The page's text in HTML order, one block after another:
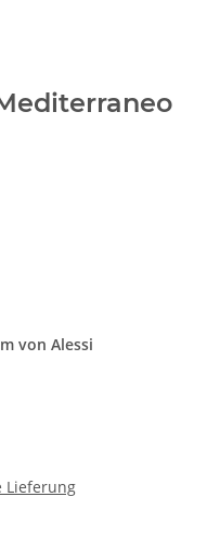
von Alessi
Lieferung